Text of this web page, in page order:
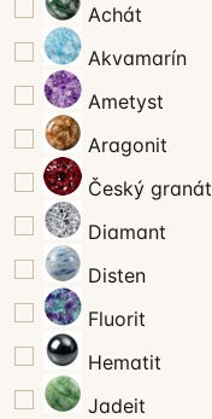
Achát
Akvamarín
Ametyst
Aragonit
Český granát
Diamant
Disten
Fluorit
Hematit
Jadeit